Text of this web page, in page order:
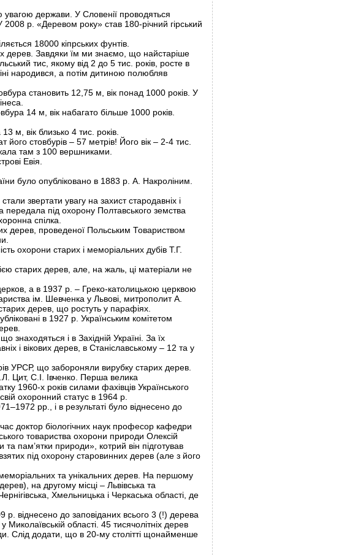
держави. У Словенії проводяться
р. «Деревом року» став 180-річний гірський
18000 кіпрських фунтів.
дерев. Завдяки їм ми знаємо, що найстаріше
тис, якому від 2 до 5 тис. років, росте в
народився, а потім дитиною полюбляв
становить 12,75 м, вік понад 1000 років. У
14 м, вік набагато більше 1000 років.
м, вік близько 4 тис. років.
стовбурів – 57 метрів! Його вік – 2-4 тис.
там з 100 вершниками.
Евія.
було опубліковано в 1883 р. А. Накроліним.
звертати увагу на захист стародавніх і
передала під охорону Полтавського земства
спілка.
дерев, проведеної Польським Товариством
охорони старих і меморіальних дубів Т.Г.
старих дерев, але, на жаль, ці матеріали не
а в 1937 р. – Греко-католицькою церквою
ім. Шевченка у Львові, митрополит А.
дерев, що ростуть у парафіях.
в 1927 р. Українським комітетом
знаходяться і в Західній Україні. За їх
і вікових дерев, в Станіславському – 12 та у
УРСР, що забороняли вирубку старих дерев.
Цит, С.І. Івченко. Перша велика
1960-х років силами фахівців Українського
охоронний статус в 1964 р.
рр., і в результаті було віднесено до
час доктор біологічних наук професор кафедри
товариства охорони природи Олексій
пам’ятки природи», котрий він підготував
під охорону старовинних дерев (але з його
та унікальних дерев. На першому
на другому місці – Львівська та
Хмельницька і Черкаська області, де
віднесено до заповіданих всього 3 (!) дерева
області. 45 тисячолітніх дерев
Слід додати, що в 20-му столітті щонайменше